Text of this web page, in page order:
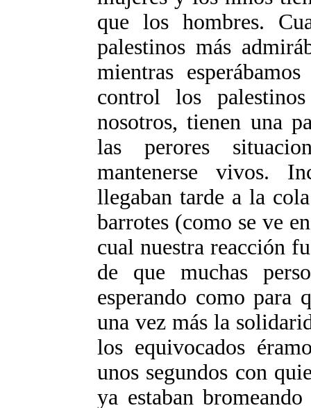
que los hombres.
palestinos más
mientras
control los
nosotros, tienen una
las perores
mantenerse vivos.
llegaban tarde a la
barrotes (como se ve
cual nuestra reacción
de que muchas
esperando como para
una vez más la
los equivocados
unos segundos con
ya estaban